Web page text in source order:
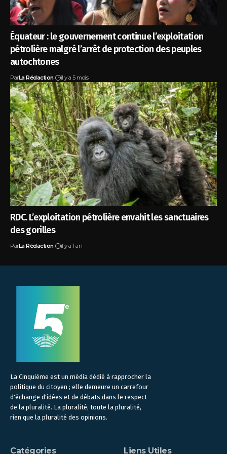
Équateur : le gouvernement continue l’exploitation
pétrolière malgré l’arrêt de protection des peuples
autochtones
ParLa Rédaction il y a 5 mois
RDC. L’exploitation pétrolière envahit les sanctuaires
des gorilles
ParLa Rédaction il y a 1 an
La Cinquième est un média dédié à rapprocher la
politique du citoyen ; elle demeure un carrefour
d'échange d'idées et de débats dans le respect
de la pluralité. La pluralité, toute la pluralité,
rien que la pluralité des opinions.
Catégories Liens Utiles